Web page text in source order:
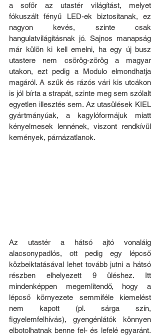
a sofőr az utastér világítást, melyet
fókuszált fényű LED-ek biztosítanak, ez
nagyon kevés, szinte csak
hangulatvilágításnak jó. Sajnos manapság
már külön ki kell emelni, ha egy új busz
utastere nem csörög-zörög a magyar
utakon, ezt pedig a Modulo elmondhatja
magáról. A szűk és rázós vári kis utcákon
is jól bírta a strapát, szinte meg sem szólalt
egyetlen illesztés sem. Az utasülések KIEL
gyártmányúak, a kagylóformájuk miatt
kényelmesek lennének, viszont rendkívül
kemények, párnázatlanok.
Az utastér a hátsó ajtó vonaláig
alacsonypadlós, ott pedig egy lépcső
közbeiktatásával lehet tovább jutni a hátsó
részben elhelyezett 9 üléshez. Itt
mindenképpen megemlítendő, hogy a
lépcső környezete semmiféle kiemelést
nem kapott (pl. sárga szín,
figyelemfelhívás), gyengénlátók könnyen
elbotolhatnak benne fel- és lefelé egyaránt.